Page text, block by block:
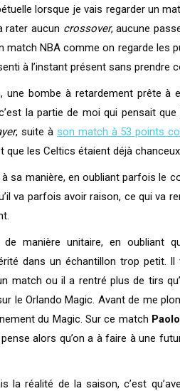
lorsque je vais regarder un
rater aucun crossover, aucune
match NBA comme on regarde les
à l’instant présent sans prendre
une bombe à retardement prête à
la partie de moi qui pensait
, suite à son match à 53 points
les Celtics étaient déjà
sa manière, en oubliant parfois le
va parfois avoir raison, ce qui va
manière unitaire, en oubliant
dans un échantillon trop petit.
match ou il a rentré plus de tirs
le Orlando Magic. Avant de me
du Magic. Sur ce match
alors qu’on a à faire à une
la réalité de la saison, c’est